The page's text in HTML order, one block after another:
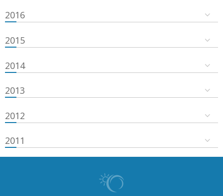
2016
2015
2014
2013
2012
2011